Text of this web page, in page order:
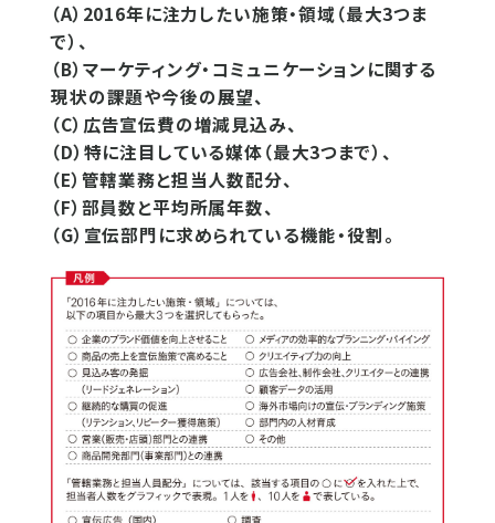
（A）2016年に注力したい施策・領域（最大3つま
で）、
（B）マーケティング・コミュニケーションに関する
現状の課題や今後の展望、
（C）広告宣伝費の増減見込み、
（D）特に注目している媒体（最大3つまで）、
（E）管轄業務と担当人数配分、
（F）部員数と平均所属年数、
（G）宣伝部門に求められている機能・役割。